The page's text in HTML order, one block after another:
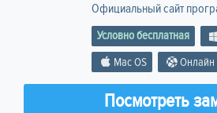
Официальный сайт
Условно бесплатная
Mac OS
Онлайн
Посмотреть